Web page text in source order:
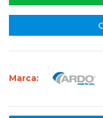
Marca: